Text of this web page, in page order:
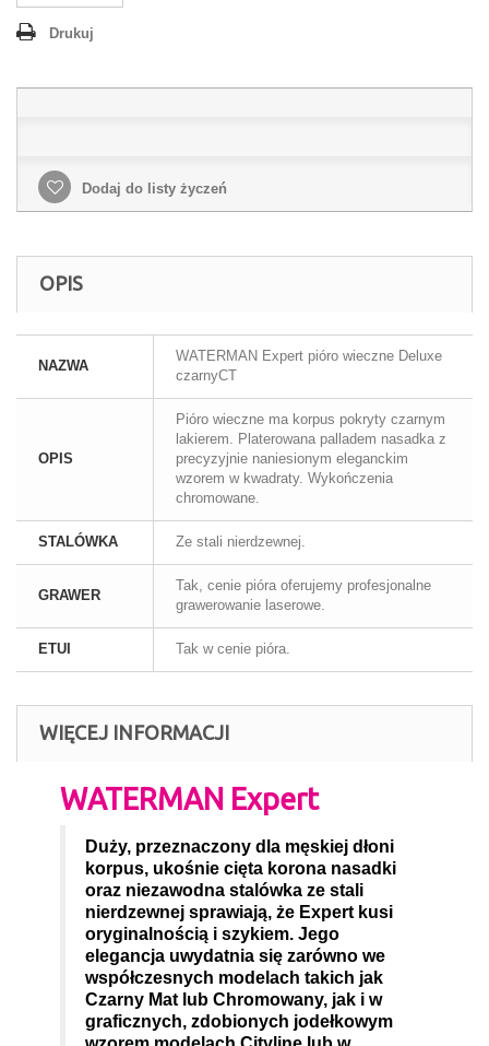
Drukuj
Dodaj do listy życzeń
OPIS
NAZWA
WATERMAN Expert pióro wieczne Deluxe
czarnyCT
OPIS
Pióro wieczne ma korpus pokryty czarnym
lakierem. Platerowana palladem nasadka z
precyzyjnie naniesionym eleganckim
wzorem w kwadraty. Wykończenia
chromowane.
STALÓWKA Ze stali nierdzewnej.
GRAWER
Tak, cenie pióra oferujemy profesjonalne
grawerowanie laserowe.
ETUI Tak w cenie pióra.
WIĘCEJ INFORMACJI
WATERMAN Expert
Duży, przeznaczony dla męskiej dłoni
korpus, ukośnie cięta korona nasadki
oraz niezawodna stalówka ze stali
nierdzewnej sprawiają, że Expert kusi
oryginalnością i szykiem. Jego
elegancja uwydatnia się zarówno we
współczesnych modelach takich jak
Czarny Mat lub Chromowany, jak i w
graficznych, zdobionych jodełkowym